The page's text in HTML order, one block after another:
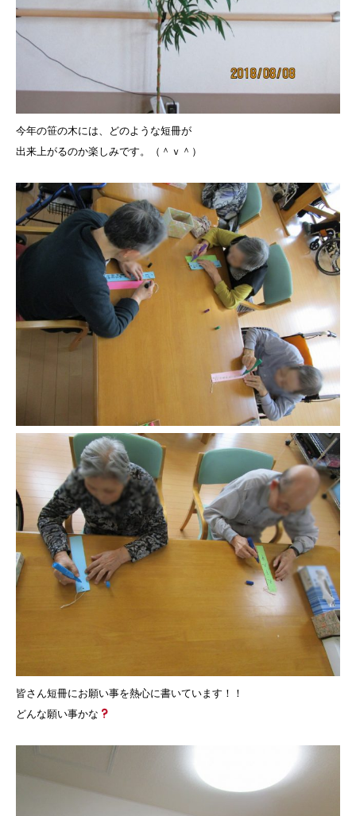
今年の笹の木には、どのような短冊が
出来上がるのか楽しみです。（＾ｖ＾）
皆さん短冊にお願い事を熱心に書いています！！
どんな願い事かな